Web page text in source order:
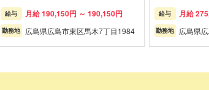
給与 月給 190,150円 ～ 190,150円
勤務地 広島県広島市東区馬木7丁目1984
給与 月給
勤務地 広島県